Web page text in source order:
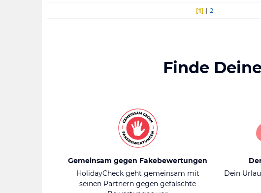
[1]| 2
Finde
Gemeinsam gegen Fakebewertungen
HolidayCheck geht gemeinsam mit
seinen Partnern gegen gefälschte
Dein